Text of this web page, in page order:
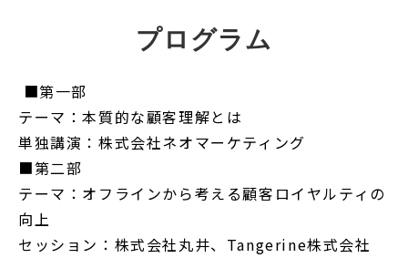
プログラム
■第一部
テーマ：本質的な顧客理解とは
単独講演：株式会社ネオマーケティング
■第二部
テーマ：オフラインから考える顧客ロイヤルティの
向上
セッション：株式会社丸井、Tangerine株式会社